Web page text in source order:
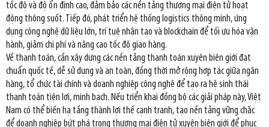
tốc độ và độ ổn định cao, đảm bảo các nền tảng thương mại điện tử hoạt
động thông suốt. Tiếp đó, phát triển hệ thống logistics thông minh, ứng
dụng công nghệ dữ liệu lớn, trí tuệ nhân tạo và blockchain để tối ưu hóa vận
hành, giảm chi phí và nâng cao tốc độ giao hàng.
Về thanh toán, cần xây dựng các nền tảng thanh toán xuyên biên giới đạt
chuẩn quốc tế, dễ sử dụng và an toàn, đồng thời mở rộng hợp tác giữa ngân
hàng, tổ chức tài chính và doanh nghiệp công nghệ để tạo ra hệ sinh thái
thanh toán tiện lợi, minh bạch. Nếu triển khai đồng bộ các giải pháp này, Việt
Nam có thể biến hạ tầng thành lợi thế cạnh tranh, tạo nền tảng vững chắc
để doanh nghiệp bứt phá trong thương mại điện tử xuyên biên giới để phục